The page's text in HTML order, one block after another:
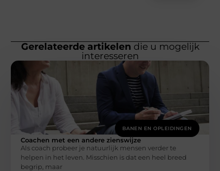
Gerelateerde artikelen die u mogelijk
interesseren
BANEN EN OPLEIDINGEN
Coachen met een andere zienswijze
Als coach probeer je natuurlijk mensen verder te
helpen in het leven. Misschien is dat een heel breed
begrip, maar